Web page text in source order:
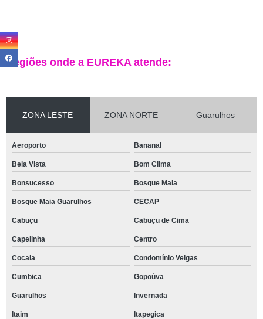
Regiões onde a EUREKA atende:
ZONA LESTE ZONA NORTE Guarulhos
Aeroporto Bananal
Bela Vista Bom Clima
Bonsucesso Bosque Maia
Bosque Maia Guarulhos CECAP
Cabuçu Cabuçu de Cima
Capelinha Centro
Cocaia Condomínio Veigas
Cumbica Gopoúva
Guarulhos Invernada
Itaim Itapegica